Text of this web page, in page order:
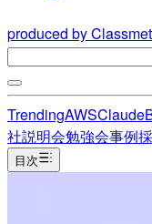
produced by
TrendingAWSClaude
社説明会勉強会事例
目次